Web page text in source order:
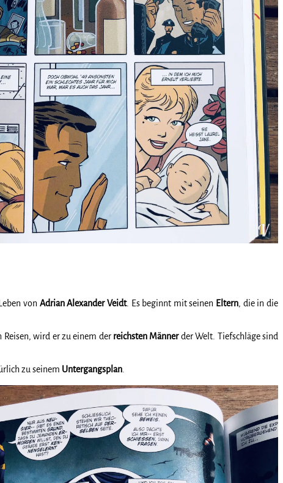
von Adrian Alexander Veidt. Es beginnt mit seinen Eltern, die in die
wird er zu einem der reichsten Männerder Welt. Tiefschläge sind
zu seinem Untergangsplan